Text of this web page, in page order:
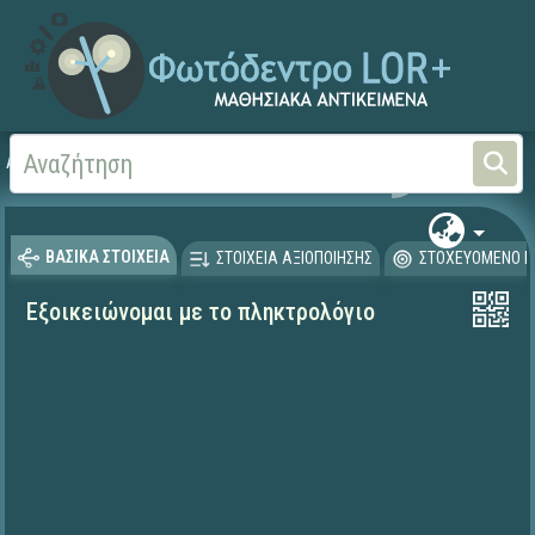
Αρχική
ΒΑΣΙΚΑ ΣΤΟΙΧΕΙΑ ΣΤΟΙΧΕΙΑ ΑΞΙΟΠΟΙΗΣΗΣ ΣΤΟΧΕΥΟΜΕΝΟ
Εξοικειώνομαι με το πληκτρολόγιο